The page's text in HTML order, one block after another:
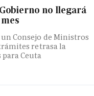
no llegará
Consejo de Ministros
retrasa la
Ceuta